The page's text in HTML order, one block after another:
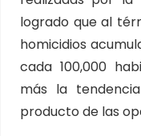
logrado que al
homicidios
cada 100,000
más la
producto de las